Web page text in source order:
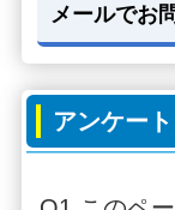
メールでお
アンケート